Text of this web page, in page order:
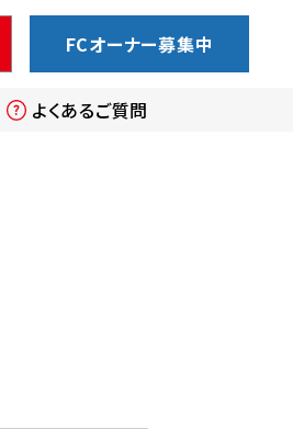
FCオーナー募集中
よくあるご質問